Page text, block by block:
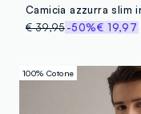
€ 39,95-50%€ 19,97
100% Cotone